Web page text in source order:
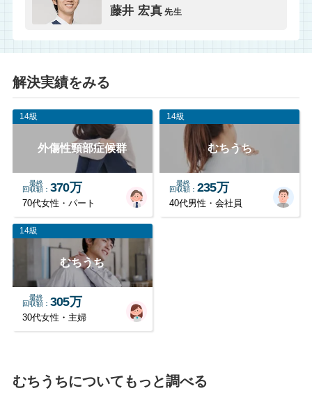
藤井 宏真 先生
解決実績をみる
14級
外傷性頸部症候群
最終
回収額
370万
70代女性・パート
14級
むちうち
最終
回収額
235万
40代男性・会社員
14級
むちうち
最終
回収額
305万
30代女性・主婦
むちうちについてもっと調べる